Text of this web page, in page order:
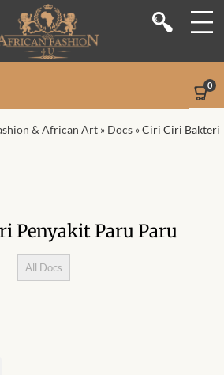
Shop
Stores
Site-Wide Activity
Members
0
& African Art » Docs »Ciri Ciri Bakteri
Penyakit Paru Paru
All Docs